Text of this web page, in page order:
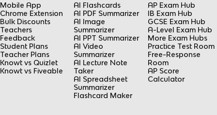
Mobile App
Chrome Extension
Bulk Discounts
Teachers
Feedback
Student Plans
Teacher Plans
Knowt vs Quizlet
Knowt vs Fiveable
AI Flashcards
AI PDF Summarizer
AI Image
Summarizer
AI PPT Summarizer
AI Video
Summarizer
AI Lecture Note
Taker
AI Spreadsheet
Summarizer
Flashcard Maker
AP Exam Hub
IB Exam Hub
GCSE Exam Hub
A-Level Exam Hub
More Exam Hubs
Practice Test Room
Free-Response
Room
AP Score
Calculator